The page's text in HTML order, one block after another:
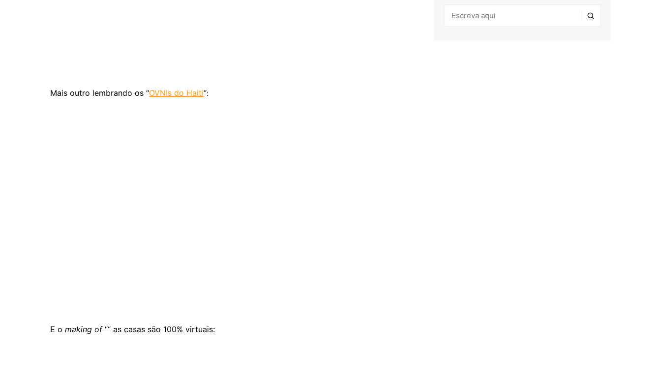
Mais outro lembrando os “OVNIs do Haiti“:
E o making of““ as casas são 100% virtuais: